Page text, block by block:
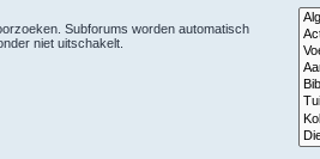
Subforums worden automatisch
niet uitschakelt.